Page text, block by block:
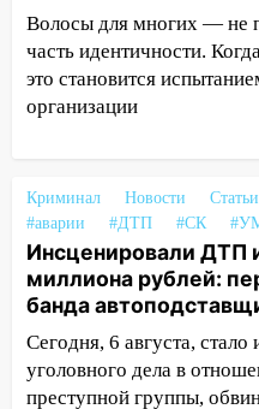
12:31 Ульяновец
из Европы и
12:20 В
столкнулись
12:00
Где есть
августа: список
11:50 Заснул
случайно задушил
приговор
11:38 В Ленинском
полностью
Волосы для многих — не
часть идентичности.
это становится
организации
Криминал Новости
Статьи
#аварии
#ДТП #СК
Инсценировали ДТП
миллиона рублей:
банда
Сегодня, 6 августа, стало
уголовного дела в
преступной группы,